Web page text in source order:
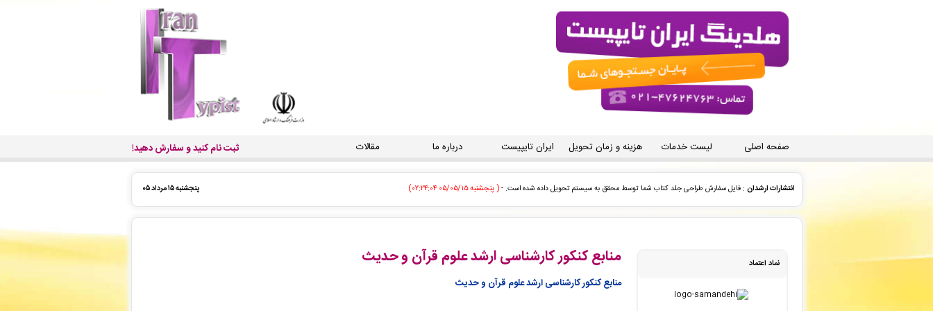
صفحه اصلی لیست خدمات هزینه و زمان تحویل ایران تایپیست درباره ما مقالات ثبت نام کنید و سفارش دهید!
پنجشنبه ۱۵ مرداد ۰۵ انتشارات ارشدان : فایل سفارش طراحی جلد کتاب شما توسط محقق به سیستم تحویل داده شده است. -( پنجشنبه ۰۵/۰۵/۱۵ ۰۲:۲۴:۰۴)
انتشارات ارشدان: فایل سفارش طراحی جلد کتاب شما توسط محقق به سیستم تحویل داده شده است. -( پنجشنبه ۰۵/۰۵/۱۵ ۰۲:۲۲:۳۳)
مجید اجلی
: سفارش تایپ، صفحه آرایی شما ثبت شد به زودی توسط اپراتور بررسی خواهد شد. -
نماد اعتماد منابع کنکور کارشناسی ارشد علوم قرآن و حدیث
منابع کنکور کارشناسی ارشد علوم قرآن و حدیث